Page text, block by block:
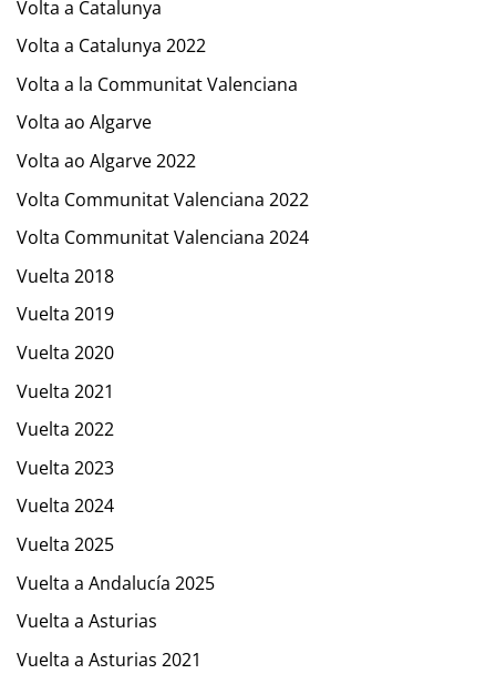
Volta a Catalunya
Volta a Catalunya 2022
Volta a la Communitat Valenciana
Volta ao Algarve
Volta ao Algarve 2022
Volta Communitat Valenciana 2022
Volta Communitat Valenciana 2024
Vuelta 2018
Vuelta 2019
Vuelta 2020
Vuelta 2021
Vuelta 2022
Vuelta 2023
Vuelta 2024
Vuelta 2025
Vuelta a Andalucía 2025
Vuelta a Asturias
Vuelta a Asturias 2021